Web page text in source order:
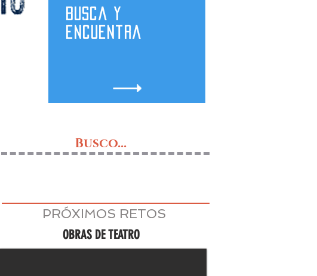
Busca y
encuentra
Busco...
PRÓXIMOS RETOS
OBRAS DE TEATRO